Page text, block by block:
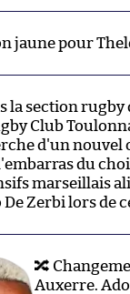
jaune pour
la section rugby
Club
d'un nouvel
du
marseillais
Zerbi lors de
🔀
Auxerre.